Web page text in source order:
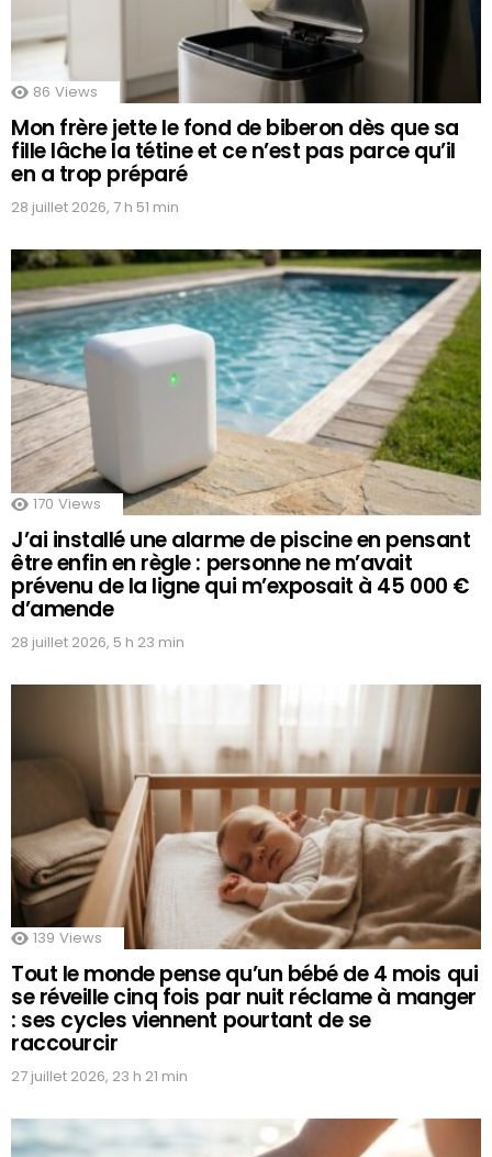
86 Views
Mon frère jette le fond de biberon dès que sa
fille lâche la tétine et ce n’est pas parce qu’il
en a trop préparé
28 juillet 2026, 7 h 51 min
170 Views
J’ai installé une alarme de piscine en pensant
être enfin en règle : personne ne m’avait
prévenu de la ligne qui m’exposait à 45 000 €
d’amende
28 juillet 2026, 5 h 23 min
139 Views
Tout le monde pense qu’un bébé de 4 mois qui
se réveille cinq fois par nuit réclame à manger
: ses cycles viennent pourtant de se
raccourcir
27 juillet 2026, 23 h 21 min